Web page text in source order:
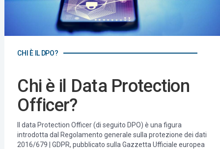
CHI È IL DPO?
Chi è il Data Protection
Officer?
Il data Protection Officer (di seguito DPO) è una figura
introdotta dal Regolamento generale sulla protezione dei dati
2016/679 | GDPR, pubblicato sulla Gazzetta Ufficiale europea